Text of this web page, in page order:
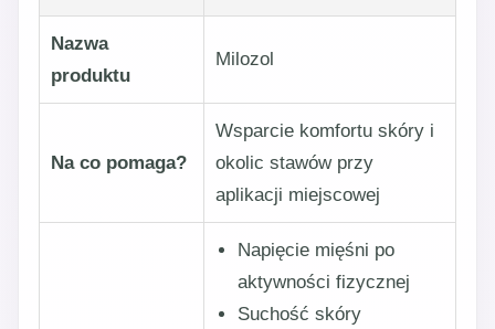
Nazwa
produktu
Milozol
Na co pomaga?
Wsparcie komfortu skóry i
okolic stawów przy
aplikacji miejscowej
Napięcie mięśni po
aktywności fizycznej
Suchość skóry